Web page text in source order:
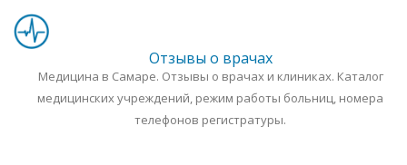
Отзывы о врачах
Медицина в Самаре. Отзывы о врачах и клиниках. Каталог
медицинских учреждений, режим работы больниц, номера
телефонов регистратуры.